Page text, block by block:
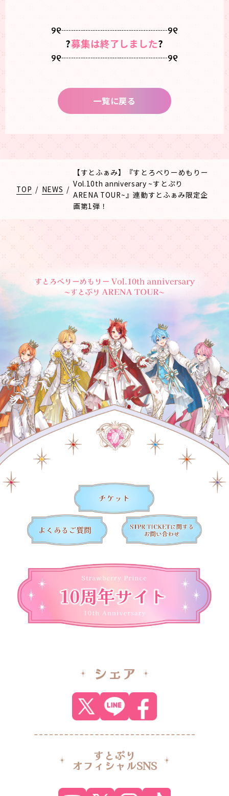
୨୧┈┈┈┈┈┈┈┈┈┈┈୨୧
?募集は終了しました?
୨୧┈┈┈┈┈┈┈┈┈┈┈୨୧
一覧に戻る
TOP / NEWS /
【すとふぁみ】『すとろべりーめもりー
Vol.10th anniversary ~すとぷり
ARENA TOUR~』連動すとふぁみ限定企
画第1弾！
シェア
すとぷり
オフィシャルSNS